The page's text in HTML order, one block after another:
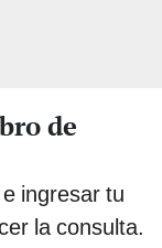
de
e ingresar tu
la consulta.